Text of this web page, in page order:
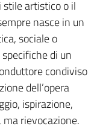
artistico o il
nasce in un
sociale o
di un
condiviso
dell’opera
ispirazione,
rievocazione.